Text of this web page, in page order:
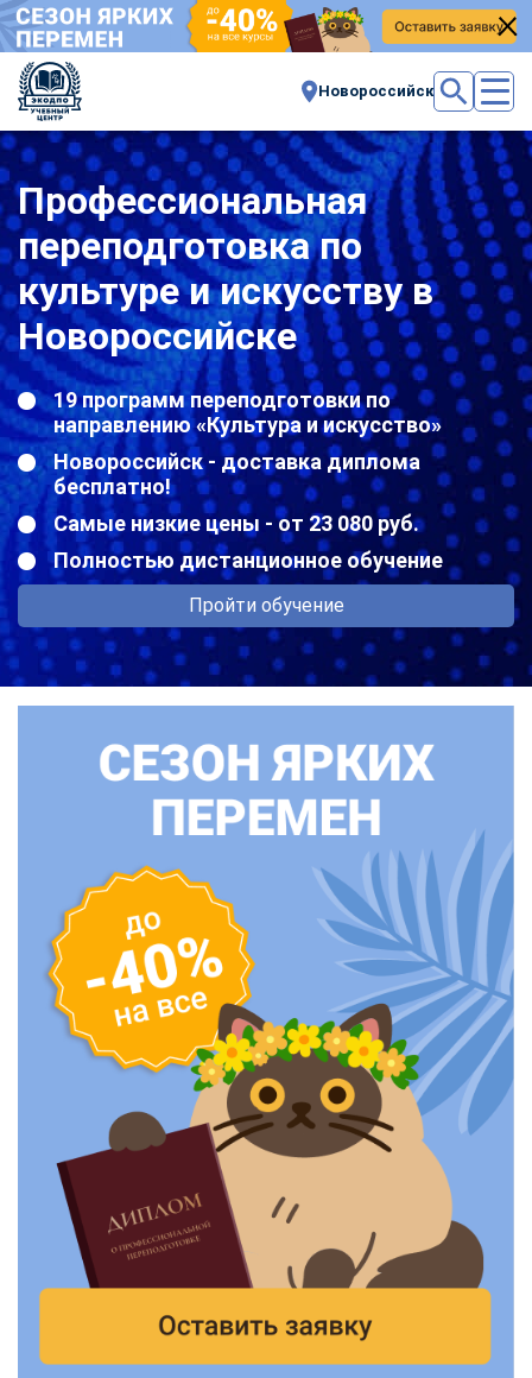
Новороссийск
Профессиональная
переподготовка по
культуре и искусству в
Новороссийске
19 программ переподготовки по
направлению «Культура и искусство»
Новороссийск - доставка диплома
бесплатно!
Самые низкие цены - от 23 080 руб.
Полностью дистанционное обучение
Пройти обучение